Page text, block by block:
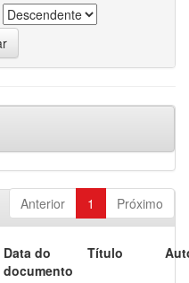
Anterior 1 Próximo
Data do
documento
Título